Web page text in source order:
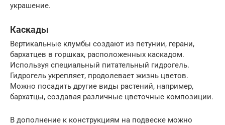
украшение.
Каскады
Вертикальные клумбы создают из петунии, герани,
бархатцев в горшках, расположенных каскадом.
Используя специальный питательный гидрогель.
Гидрогель укрепляет, продолевает жизнь цветов.
Можно посадить другие виды растений, например,
бархатцы, создавая различные цветочные композиции.
В дополнение к конструкциям на подвеске можно